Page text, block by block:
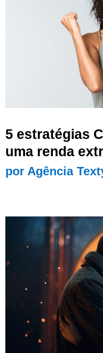
5 estratégias
uma renda
por Agência